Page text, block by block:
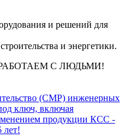
и решений для
и энергетики.
С ЛЮДЬМИ!
(СМР) инженерных
ключ, включая
продукции КСС -